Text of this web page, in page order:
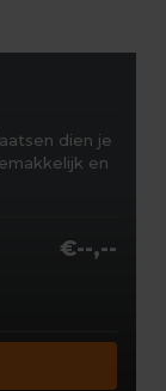
dien je
en
€--,--